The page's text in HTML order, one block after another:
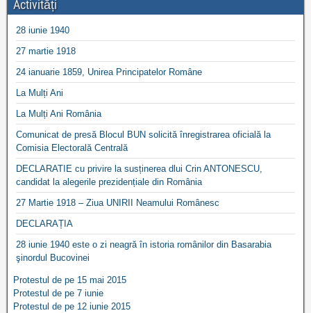
Activități
28 iunie 1940
27 martie 1918
24 ianuarie 1859, Unirea Principatelor Române
La Mulți Ani
La Mulți Ani România
Comunicat de presă Blocul BUN solicită înregistrarea oficială la
Comisia Electorală Centrală
DECLARATIE cu privire la susținerea dlui Crin ANTONESCU,
candidat la alegerile prezidențiale din România
27 Martie 1918 – Ziua UNIRII Neamului Românesc
DECLARAȚIA
28 iunie 1940 este o zi neagră în istoria românilor din Basarabia
şinordul Bucovinei
Protestul de pe 15 mai 2015
Protestul de pe 7 iunie
Protestul de pe 12 iunie 2015